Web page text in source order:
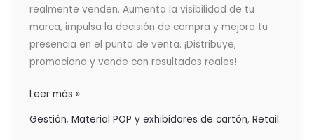
realmente venden. Aumenta la visibilidad de tu
marca, impulsa la decisión de compra y mejora tu
presencia en el punto de venta. ¡Distribuye,
promociona y vende con resultados reales!
Leer más »
Gestión, Material POP y exhibidores de cartón, Retail